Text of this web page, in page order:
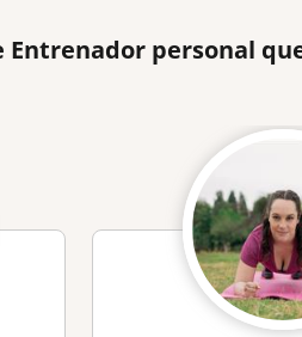
Entrenador personal